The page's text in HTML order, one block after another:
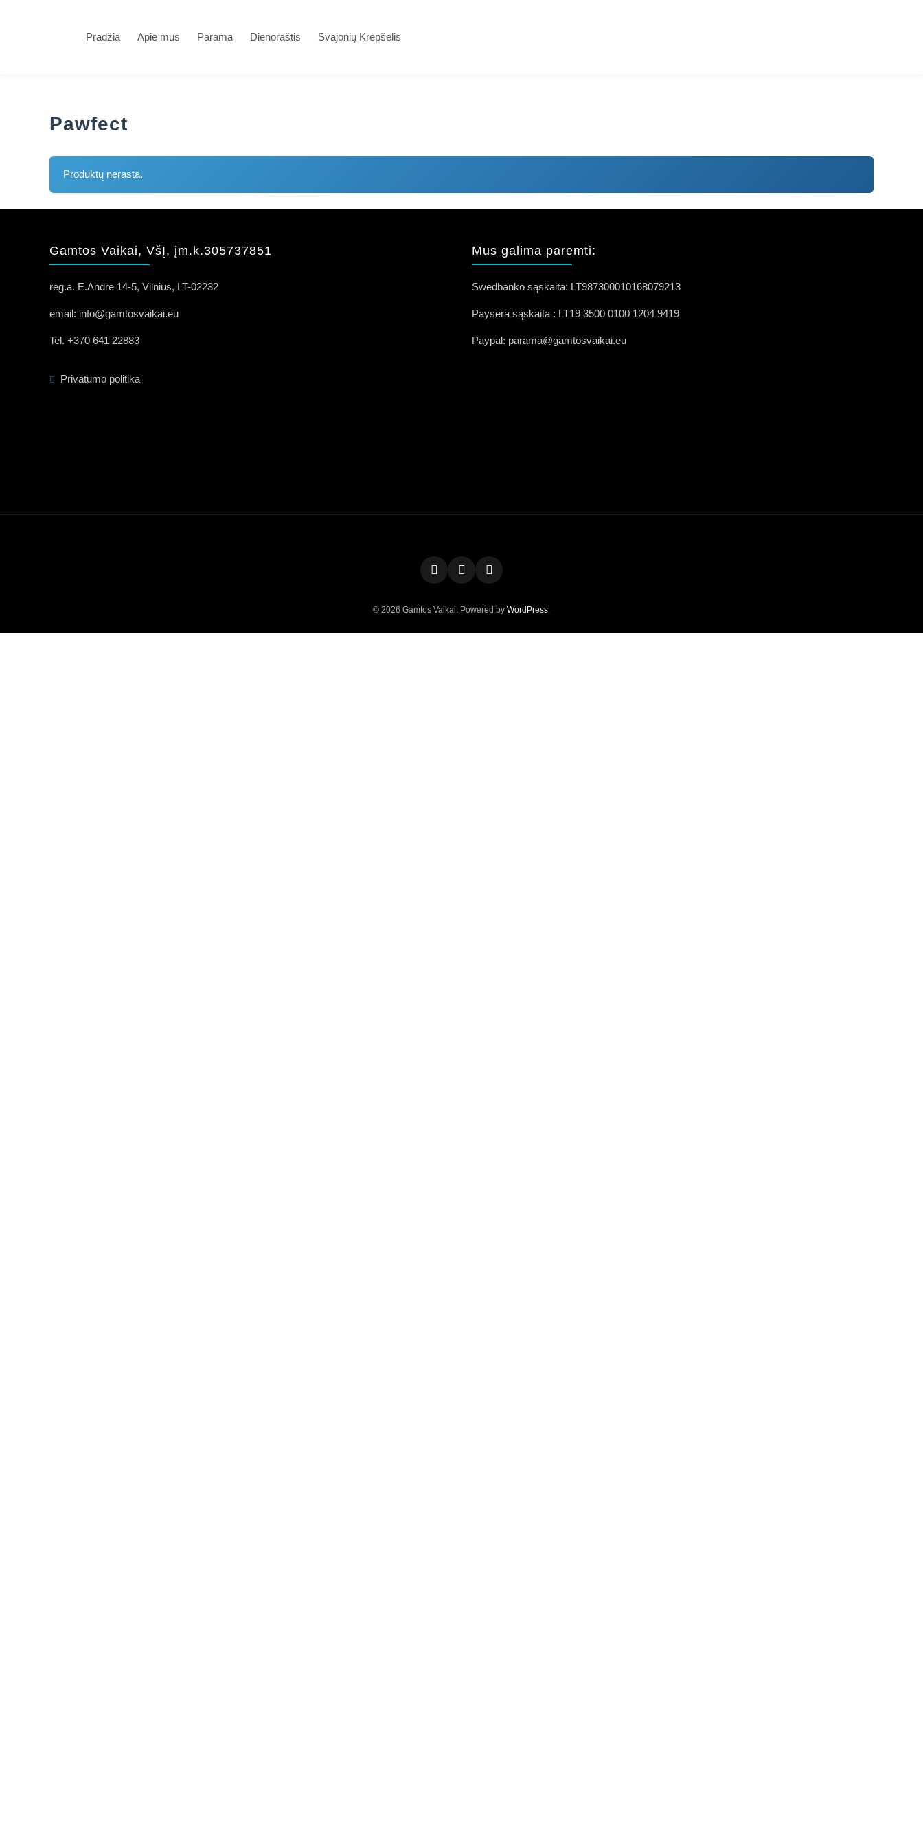
Gamtos Vaikai
Gyvūnams, Žmogui ir Gamtai
Pradžia Apie mus Parama Dienoraštis Svajonių Krepšelis
Pawfect
Produktų nerasta.
Gamtos Vaikai, VšĮ, įm.k.305737851
reg.a. E.Andre 14-5, Vilnius, LT-02232
email: info@gamtosvaikai.eu
Tel. +370 641 22883
Privatumo politika
Mus galima paremti:
Swedbanko sąskaita: LT987300010168079213
Paysera sąskaita : LT19 3500 0100 1204 9419
Paypal: parama@gamtosvaikai.eu
FacebookInstagramyoutube
© 2026 Gamtos Vaikai. Powered by WordPress.